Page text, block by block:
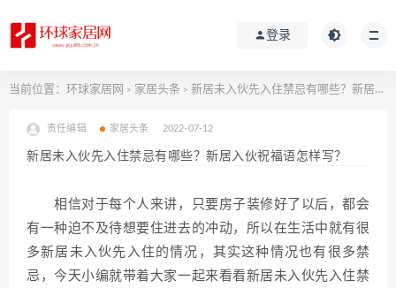
登录
当前位置： 环球家居网 > 家居头条 > 新居未入伙先入住禁忌有哪些？新居入伙祝福语怎样写？
责任编辑 家居头条 2022-07-12
新居未入伙先入住禁忌有哪些？新居入伙祝福语怎样写？
相信对于每个人来讲，只要房子装修好了以后，都会
有一种迫不及待想要住进去的冲动，所以在生活中就有很
多新居未入伙先入住的情况，其实这种情况也有很多禁
忌，今天小编就带着大家一起来看看新居未入伙先入住禁